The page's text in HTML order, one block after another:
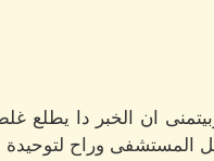
ان الخبر دا يطلع
وراح لتوحيدة